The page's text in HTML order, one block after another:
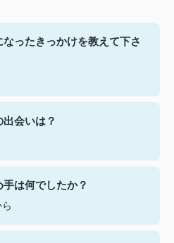
ったきっかけを教えて下さ
会いは？
は何でしたか？